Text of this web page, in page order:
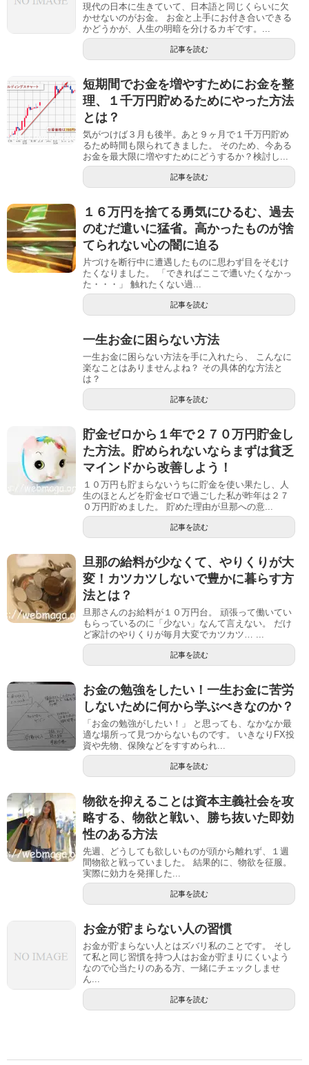
現代の日本に生きていて、日本語と同じくらいに欠
かせないのがお金。 お金と上手にお付き合いできる
かどうかが、人生の明暗を分けるカギです。...
記事を読む
短期間でお金を増やすためにお金を整
理、１千万円貯めるためにやった方法
とは？
気がつけば３月も後半。あと９ヶ月で１千万円貯め
るため時間も限られてきました。 そのため、今ある
お金を最大限に増やすためにどうするか？検討し...
記事を読む
１６万円を捨てる勇気にひるむ、過去
のむだ遣いに猛省。高かったものが捨
てられない心の闇に迫る
片づけを断行中に遭遇したものに思わず目をそむけ
たくなりました。 「できればここで遭いたくなかっ
た・・・」 触れたくない過...
記事を読む
一生お金に困らない方法
一生お金に困らない方法を手に入れたら、 こんなに
楽なことはありませんよね？ その具体的な方法と
は？
記事を読む
貯金ゼロから１年で２７０万円貯金し
た方法。貯められないならまずは貧乏
マインドから改善しよう！
１０万円も貯まらないうちに貯金を使い果たし、人
生のほとんどを貯金ゼロで過ごした私が昨年は２７
０万円貯めました。 貯めた理由が旦那への意...
記事を読む
旦那の給料が少なくて、やりくりが大
変！カツカツしないで豊かに暮らす方
法とは？
旦那さんのお給料が１０万円台。 頑張って働いてい
もらっているのに「少ない」なんて言えない。 だけ
ど家計のやりくりが毎月大変でカツカツ… ...
記事を読む
お金の勉強をしたい！一生お金に苦労
しないために何から学ぶべきなのか？
「お金の勉強がしたい！」 と思っても、なかなか最
適な場所って見つからないものです。 いきなりFX投
資や先物、保険などをすすめられ...
記事を読む
物欲を抑えることは資本主義社会を攻
略する、物欲と戦い、勝ち抜いた即効
性のある方法
先週、どうしても欲しいものが頭から離れず、１週
間物欲と戦っていました。 結果的に、物欲を征服。
実際に効力を発揮した...
記事を読む
お金が貯まらない人の習慣
お金が貯まらない人とはズバリ私のことです。 そし
て私と同じ習慣を持つ人はお金が貯まりにくいよう
なので心当たりのある方、一緒にチェックしませ
ん...
記事を読む